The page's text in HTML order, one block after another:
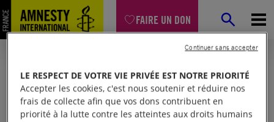
FAIRE UN DON
LE RESPECT DE VOTRE VIE PRIVÉE EST NOTRE PRIORITÉ
Accepter les cookies, c'est nous soutenir et réduire nos
frais de collecte afin que vos dons contribuent en
priorité à la lutte contre les atteintes aux droits humains
Continuer sans accepter